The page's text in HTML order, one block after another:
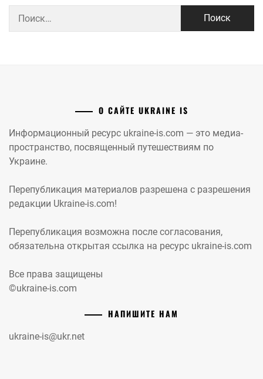
О САЙТЕ UKRAINE IS
Информационный ресурс ukraine-is.com — это медиа-
пространство, посвященный путешествиям по
Украине.
Перепубликация материалов разрешена с разрешения
редакции Ukraine-is.com!
Перепубликация возможна после согласования,
обязательна открытая ссылка на ресурс ukraine-is.com
Все права защищены
©ukraine-is.com
НАПИШИТЕ НАМ
ukraine-is@ukr.net